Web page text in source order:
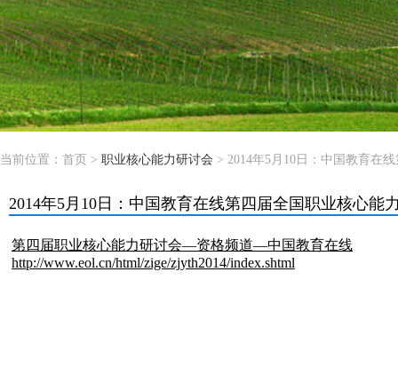
当前位置： 首页 > 职业核心能力研讨会 > 2014年5月10日：中国教育在
2014年5月10日：中国教育在线第四届全国职业核心能
第四届职业核心能力研讨会—资格频道—中国教育在线
http://www.eol.cn/html/zige/zjyth2014/index.shtml